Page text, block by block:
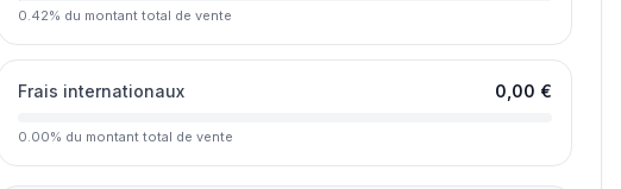
0.42% du montant total de vente
Frais internationaux 0,00 €
0.00% du montant total de vente